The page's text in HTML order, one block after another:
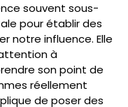
souvent sous-
pour établir des
notre influence. Elle
à
son point de
réellement
de poser des